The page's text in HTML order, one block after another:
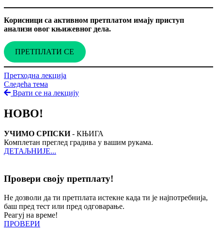
Корисници са активном претплатом имају приступ
анализи овог књижевног дела.
ПРЕТПЛАТИ СЕ
Претходна лекција
Следећа тема
Врати се на лекцију
НОВО!
УЧИМО СРПСКИ- КЊИГА
Комплетан преглед градива у вашим рукама.
ДЕТАЉНИЈЕ...
Провери своју претплату!
Не дозволи да ти претплата истекне када ти је најпотребнија,
баш пред тест или пред одговарање.
Реагуј на време!
ПРОВЕРИ